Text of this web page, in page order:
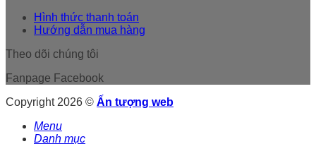
Hình thức thanh toán
Hướng dẫn mua hàng
Theo dõi chúng tôi
Fanpage Facebook
Copyright 2026 © Ấn tượng web
Menu
Danh mục